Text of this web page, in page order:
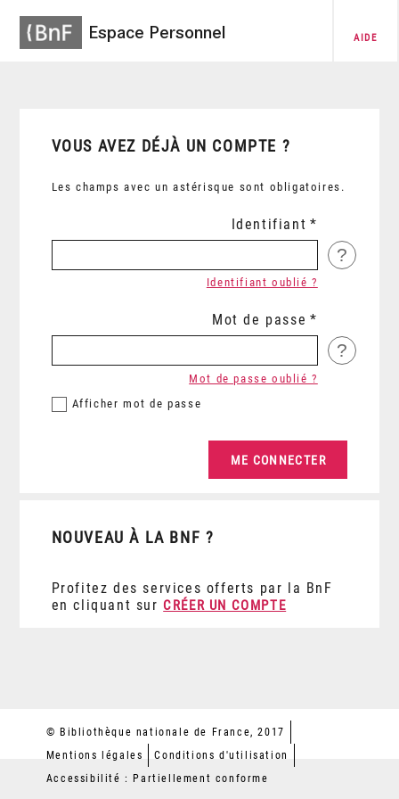
Espace Personnel AIDE
VOUS AVEZ DÉJÀ UN COMPTE ?
Les champs avec un astérisque sont obligatoires.
Identifiant
?
Identifiant oublié ?
Mot de passe
?
Afficher mot de passe
Mot de passe oublié ?
NOUVEAU À LA BNF ?
Profitez des services offerts par la BnF
en cliquant sur CRÉER UN COMPTE
© Bibliothèque nationale de France, 2017
Mentions légales
Conditions d'utilisation
Accessibilité : Partiellement conforme